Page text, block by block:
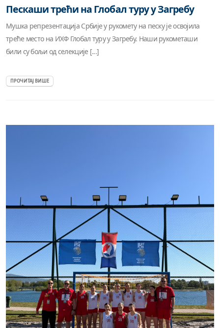
Пескаши трећи на Глобал туру у Загребу
Мушка репрезентација Србије у рукомету на песку је освојила
треће место на ИХФ Глобал туру у Загребу. Наши рукометаши
били су бољи од селекције [...]
ПРОЧИТАЈ ВИШЕ